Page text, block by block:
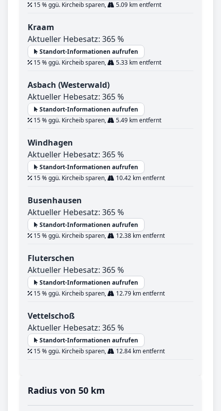
15 % ggü. Kircheib sparen,
5.09 km entfernt
Kraam
Aktueller Hebesatz: 365 %
Standort-Informationen aufrufen
15 % ggü. Kircheib sparen,
5.33 km entfernt
Asbach (Westerwald)
Aktueller Hebesatz: 365 %
Standort-Informationen aufrufen
15 % ggü. Kircheib sparen,
5.49 km entfernt
Windhagen
Aktueller Hebesatz: 365 %
Standort-Informationen aufrufen
15 % ggü. Kircheib sparen,
10.42 km entfernt
Busenhausen
Aktueller Hebesatz: 365 %
Standort-Informationen aufrufen
15 % ggü. Kircheib sparen,
12.38 km entfernt
Fluterschen
Aktueller Hebesatz: 365 %
Standort-Informationen aufrufen
15 % ggü. Kircheib sparen,
12.79 km entfernt
Vettelschoß
Aktueller Hebesatz: 365 %
Standort-Informationen aufrufen
15 % ggü. Kircheib sparen,
12.84 km entfernt
Radius von 50 km